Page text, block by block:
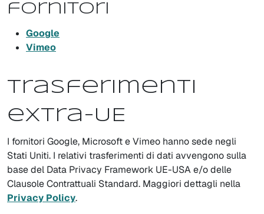
fornitori
Google
Vimeo
Trasferimenti
extra-UE
I fornitori Google, Microsoft e Vimeo hanno sede negli
Stati Uniti. I relativi trasferimenti di dati avvengono sulla
base del Data Privacy Framework UE-USA e/o delle
Clausole Contrattuali Standard. Maggiori dettagli nella
Privacy Policy.